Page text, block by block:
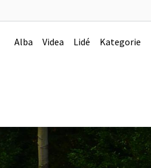
Alba Videa Lidé Kategorie